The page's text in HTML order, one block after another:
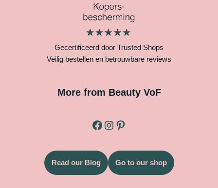
Gecertificeerd door Trusted Shops
Veilig bestellen en betrouwbare reviews
More from Beauty VoF
Read our Blog Go to our shop